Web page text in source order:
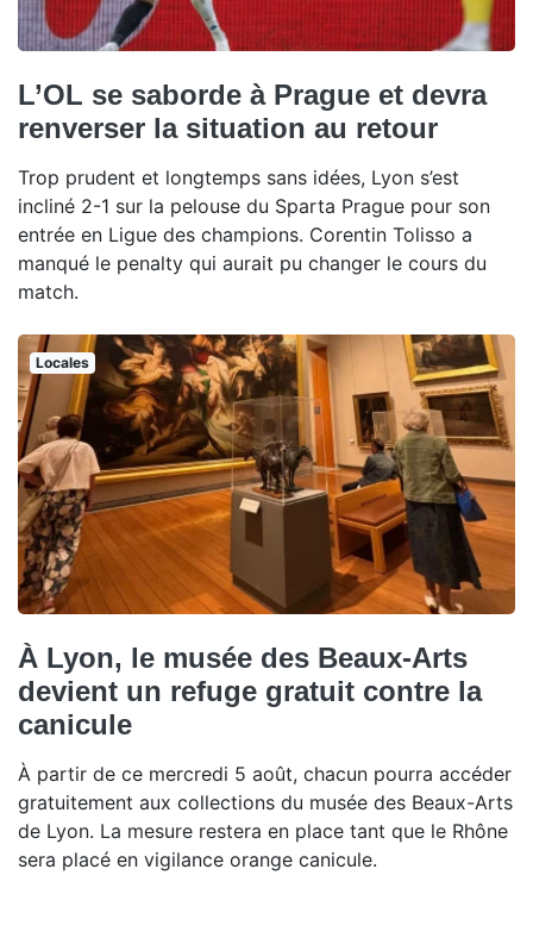
L’OL se saborde à Prague et devra
renverser la situation au retour
Trop prudent et longtemps sans idées, Lyon s’est
incliné 2-1 sur la pelouse du Sparta Prague pour son
entrée en Ligue des champions. Corentin Tolisso a
manqué le penalty qui aurait pu changer le cours du
match.
Locales
À Lyon, le musée des Beaux-Arts
devient un refuge gratuit contre la
canicule
À partir de ce mercredi 5 août, chacun pourra accéder
gratuitement aux collections du musée des Beaux-Arts
de Lyon. La mesure restera en place tant que le Rhône
sera placé en vigilance orange canicule.